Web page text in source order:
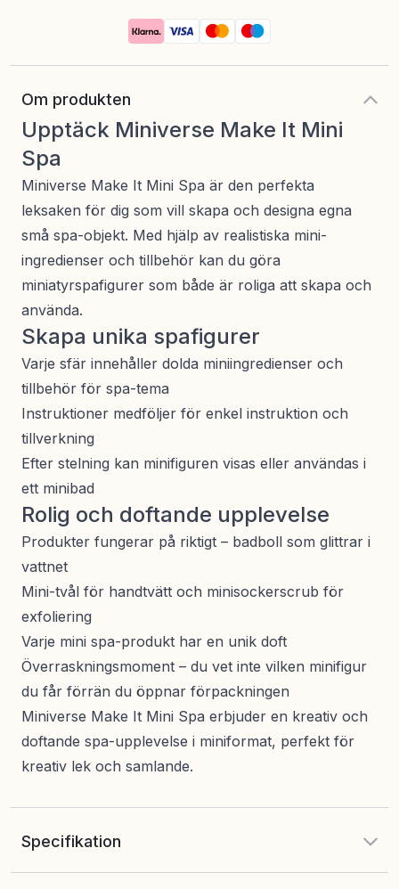
Om produkten
Upptäck Miniverse Make It Mini
Spa
Miniverse Make It Mini Spa är den perfekta
leksaken för dig som vill skapa och designa egna
små spa-objekt. Med hjälp av realistiska mini-
ingredienser och tillbehör kan du göra
miniatyrspafigurer som både är roliga att skapa och
använda.
Skapa unika spafigurer
Varje sfär innehåller dolda miniingredienser och
tillbehör för spa-tema
Instruktioner medföljer för enkel instruktion och
tillverkning
Efter stelning kan minifiguren visas eller användas i
ett minibad
Rolig och doftande upplevelse
Produkter fungerar på riktigt – badboll som glittrar i
vattnet
Mini-tvål för handtvätt och minisockerscrub för
exfoliering
Varje mini spa-produkt har en unik doft
Överraskningsmoment – du vet inte vilken minifigur
du får förrän du öppnar förpackningen
Miniverse Make It Mini Spa erbjuder en kreativ och
doftande spa-upplevelse i miniformat, perfekt för
kreativ lek och samlande.
Specifikation